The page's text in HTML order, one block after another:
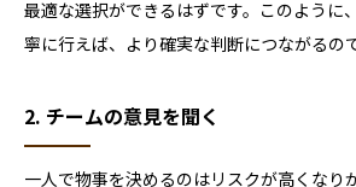
最適な選択ができるはずです。このように
寧に行えば、より確実な判断につながるので
2. チームの意見を聞く
一人で物事を決めるのはリスクが高くなり